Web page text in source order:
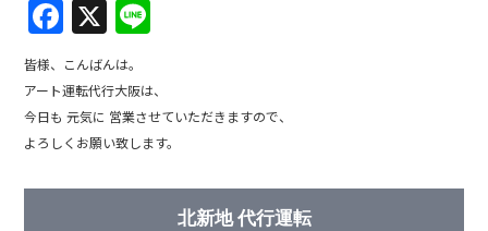
F
a
c
e
b
o
X
e
皆様、こんばんは。
アート運転代行大阪は、
今日も 元気に 営業させていただきますので、
よろしくお願い致します。
北新地 代行運転